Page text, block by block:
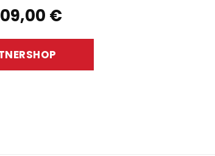
Preis
€
€Aktueller
ist: